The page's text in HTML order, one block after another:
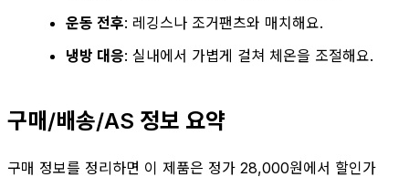
운동 전후: 레깅스나 조거팬츠와 매치해요.
냉방 대응: 실내에서 가볍게 걸쳐 체온을 조절해요.
구매/배송/AS 정보 요약
구매 정보를 정리하면 이 제품은 정가 28,000원에서 할인가